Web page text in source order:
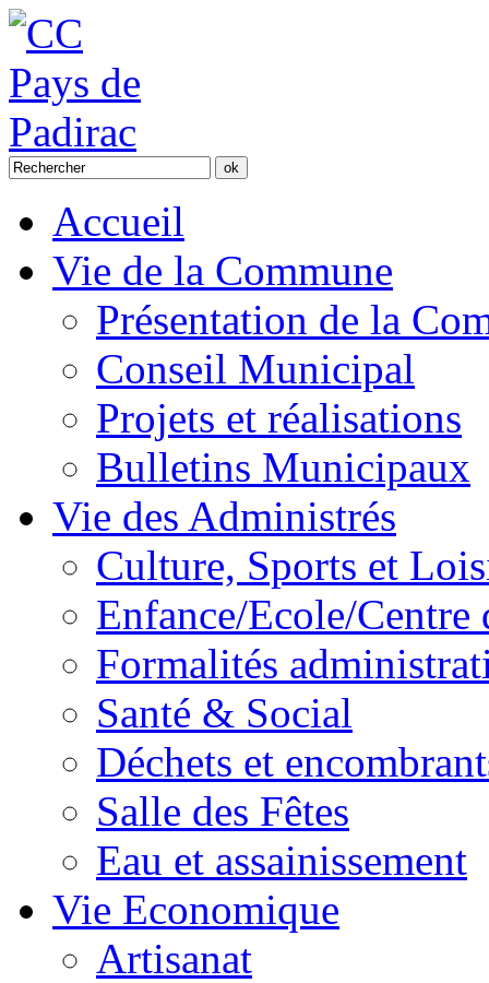
Accueil
Vie de la Commune
Présentation de la
Conseil Municipal
Projets et réalisations
Bulletins Municipaux
Vie des Administrés
Culture, Sports et
Enfance/Ecole/Centre
Formalités
Santé & Social
Déchets et
Salle des Fêtes
Eau et assainissement
Vie Economique
Artisanat